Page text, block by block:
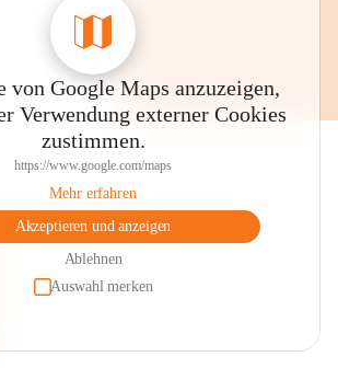
von Google Maps anzuzeigen,
Verwendung externer Cookies
zustimmen.
https://www.google.com/maps
Mehr erfahren
Akzeptieren und anzeigen
Ablehnen
Auswahl merken